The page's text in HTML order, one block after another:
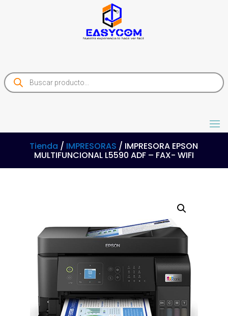
Products
search
Tienda / IMPRESORAS / IMPRESORA EPSON
MULTIFUNCIONAL L5590 ADF – FAX- WIFI